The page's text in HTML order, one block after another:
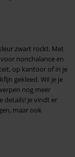
zwart rockt. Met
nonchalance en
op kantoor of in je
gekleed. Wil je je
nog meer
details! Je vindt er
maar ook